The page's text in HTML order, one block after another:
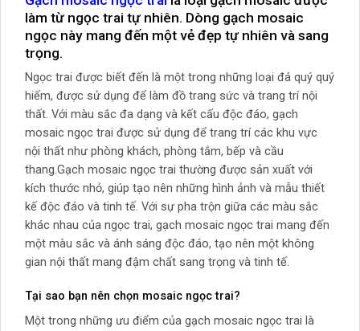
làm từ ngọc trai tự nhiên. Dòng gạch mosaic
ngọc này mang đến một vẻ đẹp tự nhiên và sang
trọng.
Ngọc trai được biết đến là một trong những loại đá quý quý
hiếm, được sử dụng để làm đồ trang sức và trang trí nội
thất. Với màu sắc đa dạng và kết cấu độc đáo, gạch
mosaic ngọc trai được sử dụng để trang trí các khu vực
nội thất như phòng khách, phòng tắm, bếp và cầu
thang.Gạch mosaic ngọc trai thường được sản xuất với
kích thước nhỏ, giúp tạo nên những hình ảnh và mẫu thiết
kế độc đáo và tinh tế. Với sự pha trộn giữa các màu sắc
khác nhau của ngọc trai, gạch mosaic ngọc trai mang đến
một màu sắc và ánh sáng độc đáo, tạo nên một không
gian nội thất mang đậm chất sang trọng và tinh tế.
Tại sao bạn nên chọn mosaic ngọc trai?
Một trong những ưu điểm của gạch mosaic ngọc trai là